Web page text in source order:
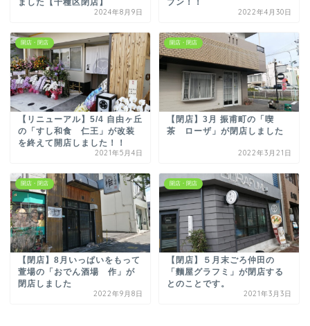
ました【千種区閉店】
2024年8月9日
プン！！
2022年4月30日
開店・閉店
【リニューアル】5/4 自由ヶ丘
の「すし和食 仁王」が改装
を終えて開店しました！！
2021年5月4日
開店・閉店
【閉店】3月 振甫町の「喫
茶 ローザ」が閉店しました
2022年3月21日
開店・閉店
【閉店】8月いっぱいをもって
萱場の「おでん酒場 作」が
閉店しました
2022年9月8日
開店・閉店
【閉店】５月末ごろ仲田の
「麵屋グラフミ」が閉店する
とのことです。
2021年3月3日